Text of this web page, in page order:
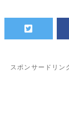
スポンサードリン